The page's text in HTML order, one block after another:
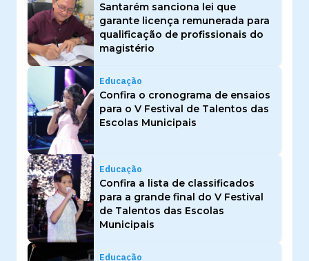
Santarém sanciona lei que
garante licença remunerada para
qualificação de profissionais do
magistério
Educação
Confira o cronograma de ensaios
para o V Festival de Talentos das
Escolas Municipais
Educação
Confira a lista de classificados
para a grande final do V Festival
de Talentos das Escolas
Municipais
Educação